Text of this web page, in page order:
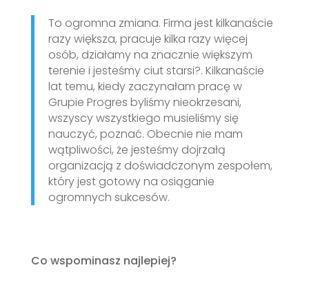
To ogromna zmiana. Firma jest kilkanaście
razy większa, pracuje kilka razy więcej
osób, działamy na znacznie większym
terenie i jesteśmy ciut starsi?. Kilkanaście
lat temu, kiedy zaczynałam pracę w
Grupie Progres byliśmy nieokrzesani,
wszyscy wszystkiego musieliśmy się
nauczyć, poznać. Obecnie nie mam
wątpliwości, że jesteśmy dojrzałą
organizacją z doświadczonym zespołem,
który jest gotowy na osiąganie
ogromnych sukcesów.
Co wspominasz najlepiej?